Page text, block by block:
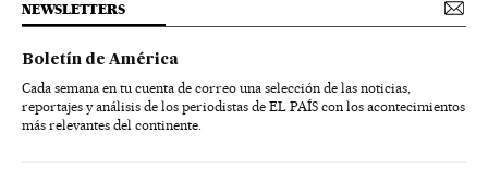
NEWSLETTERS
Boletín de América
Cada semana en tu cuenta de correo una selección de las noticias,
reportajes y análisis de los periodistas de EL PAÍS con los acontecimientos
más relevantes del continente.